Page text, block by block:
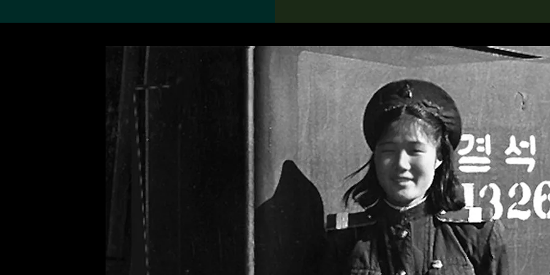
搜索M+藏品 Search the Collection
19,052个结果
关于M+藏品
探索世界顶级的二十及二十
一世纪视觉文化藏品。